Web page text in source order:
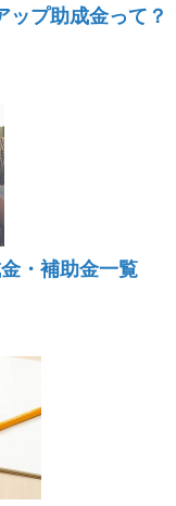
プ助成金って？
・補助金一覧